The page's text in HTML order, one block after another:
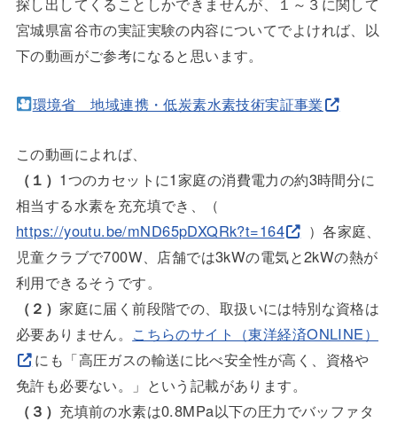
宮城県富谷市の実証実験の内容についてでよければ、以
下の動画がご参考になると思います。
環境省 地域連携・低炭素水素技術実証事業
この動画によれば、
（１） 1つのカセットに1家庭の消費電力の約3時間分に
相当する水素を充充填でき、（
https://youtu.be/mND65pDXQRk?t=164
）各家庭、
児童クラブで700W、店舗では3kWの電気と2kWの熱が
利用できるそうです。
（２）家庭に届く前段階での、取扱いには特別な資格は
必要ありません。 こちらのサイト（東洋経済ONLINE）
にも「高圧ガスの輸送に比べ安全性が高く、資格や
免許も必要ない。」という記載があります。
（３） 充填前の水素は0.8MPa以下の圧力でバッファタ